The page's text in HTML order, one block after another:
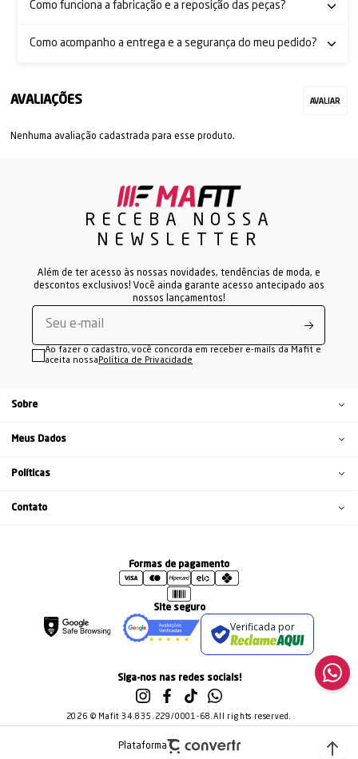
Como funciona a fabricação e a reposição das peças?
Como acompanho a entrega e a segurança do meu pedido?
Nenhuma avaliação cadastrada para esse produto.
RECEBA NOSSA
NEWSLETTER
Além de ter acesso às nossas novidades, tendências de moda, e
descontos exclusivos! Você ainda garante acesso antecipado aos
nossos lançamentos!
Ao fazer o cadastro, você concorda em receber e-mails da Mafit e
aceita nossa Política de Privacidade
Sobre
Meus Dados
Políticas
Contato
Formas de pagamento
Site seguro
Verificada por
Siga-nos nas redes sociais!
2026 © Mafit 34.835.229/0001-68.All rights reserved.
Plataforma